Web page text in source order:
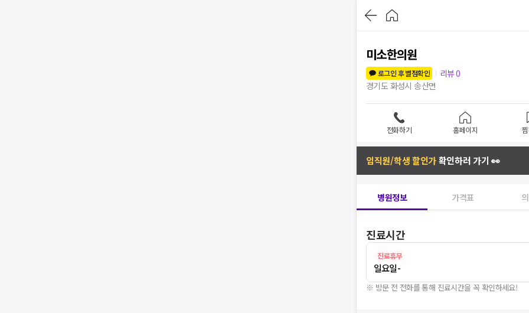
미소한의원
로그인 후 별점확인
리뷰0
경기도 화성시 송산면
전화하기 홈페이지
임직원/학생 할인가확인하러 가기 👀
병원정보 가격표
진료시간
진료휴무
일요일-
※ 방문 전 전화를 통해 진료시간을 꼭 확인하세요!